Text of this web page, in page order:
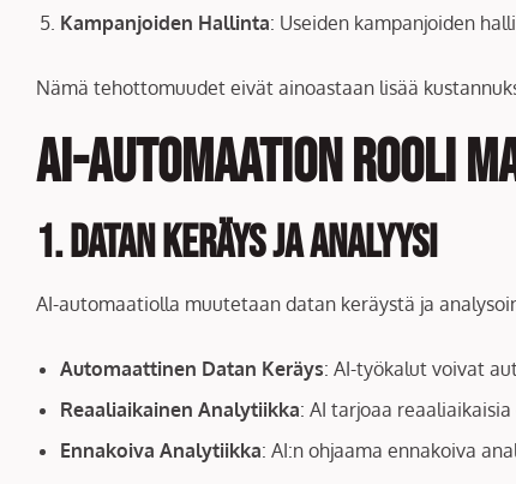
Kampanjoiden Hallinta: Useiden kampanjoiden
Nämä tehottomuudet eivät ainoastaan lisää
AI-automaation Rooli
1. Datan Keräys ja Analyysi
AI-automaatiolla muutetaan datan keräystä ja
Automaattinen Datan Keräys: AI-työkalut voivat
Reaaliaikainen Analytiikka: AI tarjoaa
Ennakoiva Analytiikka: AI:n ohjaama ennakoiva